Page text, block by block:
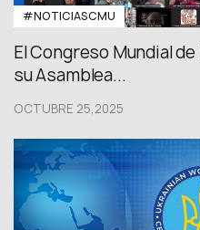
#NOTICIASCMU
El Congreso Mundial
su Asamblea...
OCTUBRE 25,2025